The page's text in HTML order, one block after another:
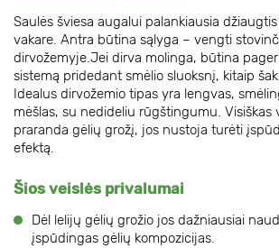
Saulės šviesa augalui palankiausia
vakare. Antra būtina sąlyga – vengti
dirvožemyje.Jei dirva molinga, būtina
sistemą pridedant smėlio sluoksnį, kitaip
Idealus dirvožemio tipas yra lengvas,
mėšlas, su nedideliu rūgštingumu. Visiškas
praranda gėlių grožį, jos nustoja turėti
efektą.
Šios veislės privalumai
Dėl lelijų gėlių grožio jos dažniausiai
įspūdingas gėlių kompozicijas.